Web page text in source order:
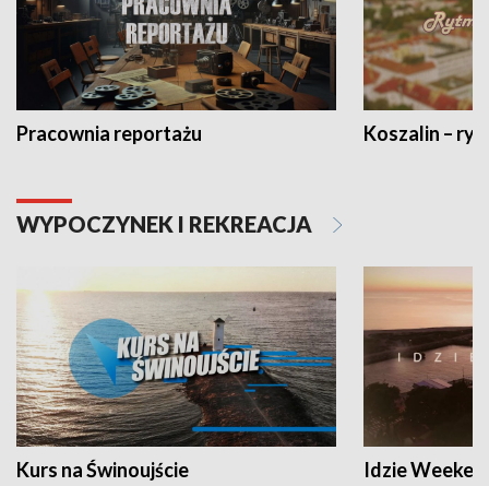
Pracownia reportażu Koszalin –
WYPOCZYNEK I REKREACJA
Kurs na Świnoujście Idzie